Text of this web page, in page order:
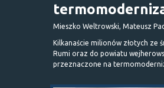
Mieszko Weltrowski, Mateusz
Kilkanaście milionów złotych ze
Rumi oraz do powiatu
przeznaczone na